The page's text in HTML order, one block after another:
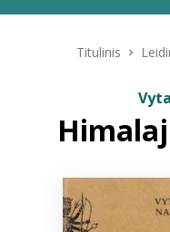
ELVIS atvyksta
Naujienos
Titulinis